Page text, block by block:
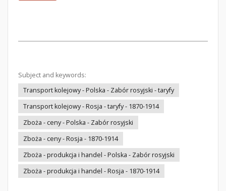
Subject and keywords:
Transport kolejowy - Polska - Zabór rosyjski - taryfy
Transport kolejowy - Rosja - taryfy - 1870-1914
Zboża - ceny - Polska - Zabór rosyjski
Zboża - ceny - Rosja - 1870-1914
Zboża - produkcja i handel - Polska - Zabór rosyjski
Zboża - produkcja i handel - Rosja - 1870-1914